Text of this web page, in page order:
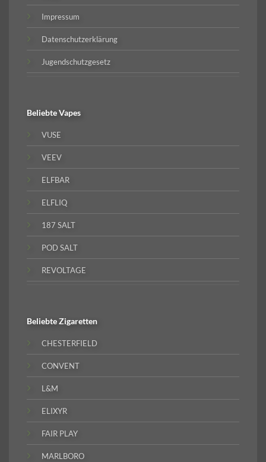
Impressum
Datenschutzerklärung
Jugendschutzgesetz
BeliebteVapes
VUSE
VEEV
ELFBAR
ELFLIQ
187 SALT
POD SALT
REVOLTAGE
BeliebteZigaretten
CHESTERFIELD
CONVENT
L&M
ELIXYR
FAIR PLAY
MARLBORO